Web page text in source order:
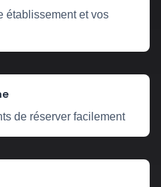
établissement et vos
de réserver facilement